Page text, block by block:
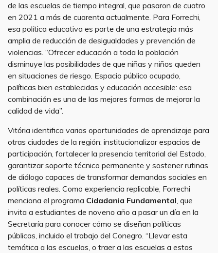
de las escuelas de tiempo integral, que pasaron de cuatro
en 2021 a más de cuarenta actualmente. Para Forrechi,
esa política educativa es parte de una estrategia más
amplia de reducción de desigualdades y prevención de
violencias. “Ofrecer educación a toda la población
disminuye las posibilidades de que niñas y niños queden
en situaciones de riesgo. Espacio público ocupado,
políticas bien establecidas y educación accesible: esa
combinación es una de las mejores formas de mejorar la
calidad de vida”.
Vitória identifica varias oportunidades de aprendizaje para
otras ciudades de la región: institucionalizar espacios de
participación, fortalecer la presencia territorial del Estado,
garantizar soporte técnico permanente y sostener rutinas
de diálogo capaces de transformar demandas sociales en
políticas reales. Como experiencia replicable, Forrechi
menciona el programa Cidadania Fundamental, que
invita a estudiantes de noveno año a pasar un día en la
Secretaría para conocer cómo se diseñan políticas
públicas, incluido el trabajo del Conegro. “Llevar esta
temática a las escuelas, o traer a las escuelas a estos